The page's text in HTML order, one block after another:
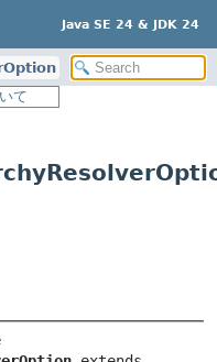
Java SE 24 & JDK 24
て